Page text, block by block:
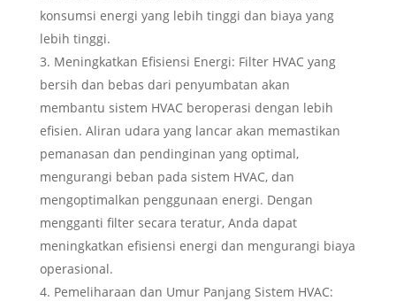
konsumsi energi yang lebih tinggi dan biaya yang
lebih tinggi.
Meningkatkan Efisiensi Energi: Filter HVAC yang
bersih dan bebas dari penyumbatan akan
membantu sistem HVAC beroperasi dengan lebih
efisien. Aliran udara yang lancar akan memastikan
pemanasan dan pendinginan yang optimal,
mengurangi beban pada sistem HVAC, dan
mengoptimalkan penggunaan energi. Dengan
mengganti filter secara teratur, Anda dapat
meningkatkan efisiensi energi dan mengurangi biaya
operasional.
Pemeliharaan dan Umur Panjang Sistem HVAC: